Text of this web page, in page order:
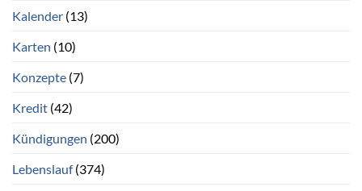
Kalender (13)
Karten (10)
Konzepte (7)
Kredit (42)
Kündigungen (200)
Lebenslauf(374)